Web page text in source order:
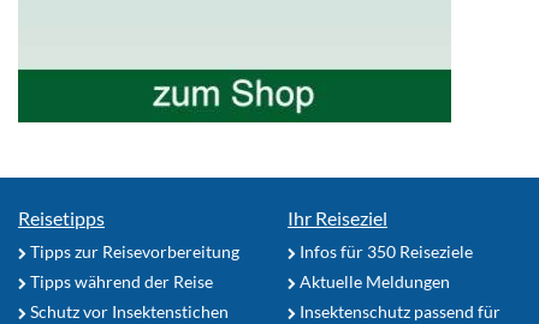
Reisetipps
Tipps zur Reisevorbereitung
Tipps während der Reise
Schutz vor Insektenstichen
Ihr Reiseziel
Infos für 350 Reiseziele
Aktuelle Meldungen
Insektenschutz passend für